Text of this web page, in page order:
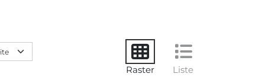
Raster
Liste